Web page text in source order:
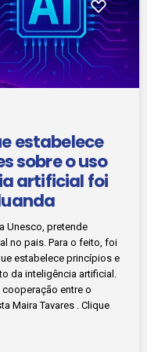
estabelece
sobre o uso
artificial foi
Unesco, pretende
no pais. Para o feito, foi
estabelece princípios e
da inteligência artificial.
entre o
Maira Tavares . Clique